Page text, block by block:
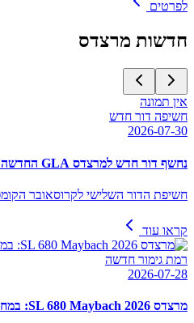
לפרטים
חדשות מרצדס
אין תמונה
חשיפה דור חדש
2026-07-30
נחשף דור חדש למרצדס GLA החדשה 2026
חשיפת הדור השלישי לקרוסאובר
קראו עוד
רמת גימור חדשה
2026-07-28
מרצדס SL 680 Maybach 2026: במחיר של 1,899,900 ש"ח